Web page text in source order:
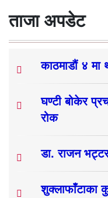
ताजा अपडेट
काठमाडौं ४ मा
घण्टी बोकेर
रोक
डा. राजन
शुक्लाफाँटाका